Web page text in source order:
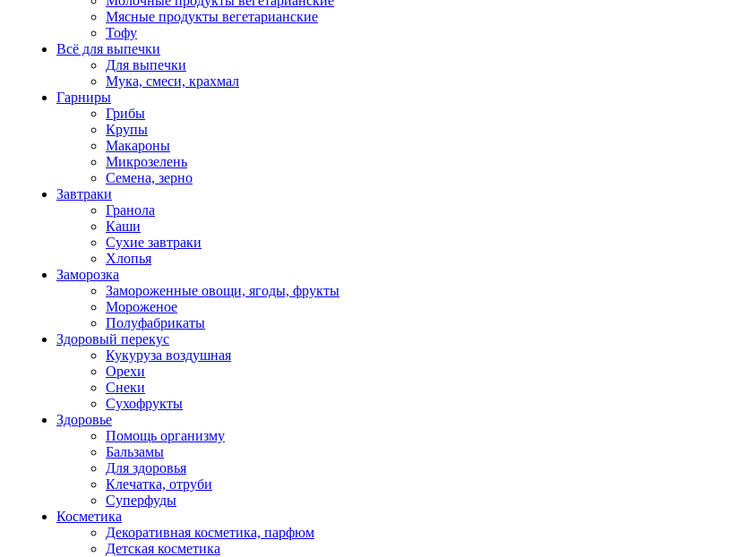
Мясные продукты вегетарианские
Тофу
Всё для выпечки
Для выпечки
Мука, смеси, крахмал
Гарниры
Грибы
Крупы
Макароны
Микрозелень
Семена, зерно
Завтраки
Гранола
Каши
Сухие завтраки
Хлопья
Заморозка
Замороженные овощи, ягоды, фрукты
Мороженое
Полуфабрикаты
Здоровый перекус
Кукуруза воздушная
Орехи
Снеки
Сухофрукты
Здоровье
Помощь организму
Бальзамы
Для здоровья
Клечатка, отруби
Суперфуды
Косметика
Декоративная косметика, парфюм
Детская косметика